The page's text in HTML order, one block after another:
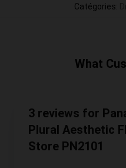
Catégories:
What
3 reviews for
Plural Aesthetic
Store PN2101